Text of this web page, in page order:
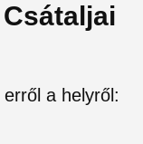
a helyről: